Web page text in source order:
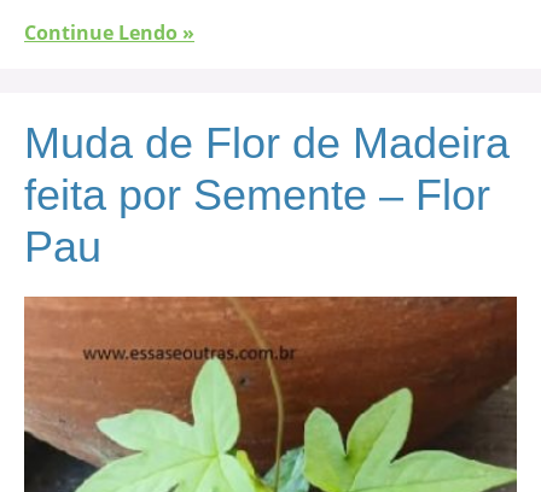
Continue Lendo »
Muda de Flor de Madeira
feita por Semente – Flor
Pau